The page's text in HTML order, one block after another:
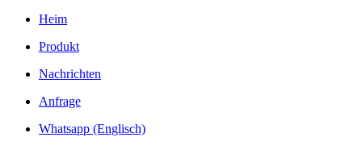
Heim
Produkt
Nachrichten
Anfrage
Whatsapp (Englisch)